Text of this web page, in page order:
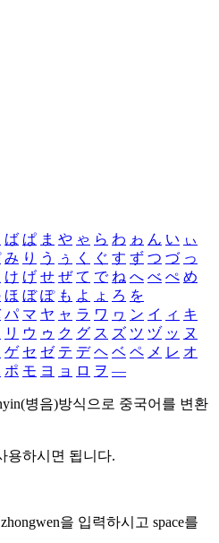
ば ぱ ま や ゃ ら わ ゎ ん い ぃ
み り う ぅ く ぐ す ず つ づ っ
け げ せ ぜ て で ね へ べ ぺ め
ほ ぼ ぽ も よ ょ ろ を
パ マ ヤ ャ ラ ワ ヮ ン イ ィ キ
リ ウ ゥ ク グ ス ズ ツ ヅ ッ ヌ
ゲ セ ゼ テ デ ヘ ベ ペ メ レ オ
ポ モ ヨ ョ ロ ヲ ―
병음)방식으로 중국어를 변환
용하시면 됩니다.
zhongwen을 입력하시고 space를